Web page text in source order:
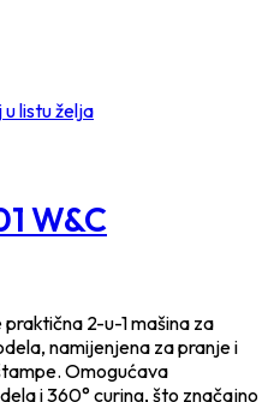
listu želja
W&C
praktična 2-u-1 mašina za
namijenjena za pranje i
Omogućava
i 360° curing, što značajno